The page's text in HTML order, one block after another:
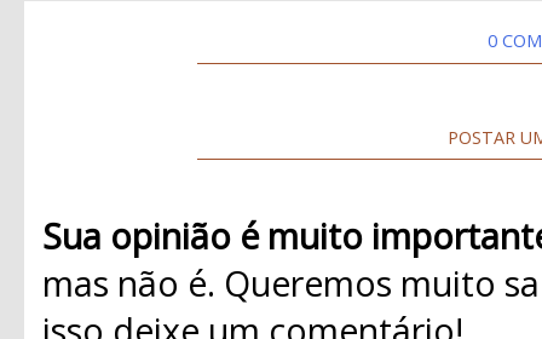
0
POSTAR
Sua opinião é muito
mas não é. Queremos muito